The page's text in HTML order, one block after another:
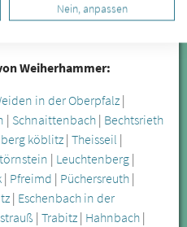
Weiherhammer:
in der Oberpfalz |
| Schnaittenbach | Bechtsrieth
köblitz | Theisseil |
| Leuchtenberg |
| Pfreimd | Püchersreuth |
| Eschenbach in der
| Trabitz | Hahnbach |
Nein, anpassen